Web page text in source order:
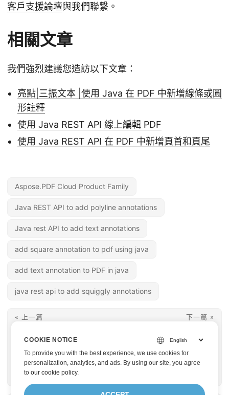
客戶支援論壇與我們聯繫。
相關文章
我們強烈建議您造訪以下文章：
亮點|三振文本 |使用 Java 在 PDF 中新增線條或圓
形註釋
使用 Java REST API 線上編輯 PDF
使用 Java REST API 在 PDF 中新增頁首和頁尾
Aspose.PDF Cloud Product Family
Java REST API to add polyline annotations
Java rest API to add text annotations
add square annotation to pdf using java
add text annotation to PDF in java
java rest api to add squiggly annotations
« 上一篇
PDF - 將 PDF 儲存為
可搜尋的 PDF
下一篇 »
在 PDF 中反白或刪除
文字、新增線條或圓圈
COOKIE NOTICE
To provide you with the best experience, we use cookies for
personalization, analytics, and ads. By using our site, you agree
toour cookie policy.